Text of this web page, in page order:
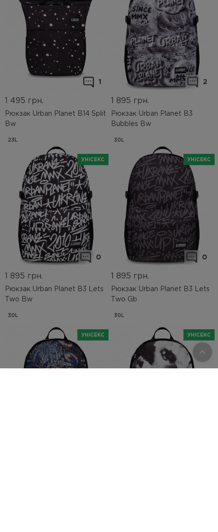
1
Рюкзак Urban Planet B14 Split
Bw
1 495 грн.
23L
2
Рюкзак Urban Planet B3
Bubbles Bw
1 895 грн.
30L
УНІСЕКС
0
Рюкзак Urban Planet B3 Lets
Two Bw
1 895 грн.
30L
УНІСЕКС
0
Рюкзак Urban Planet B3 Lets
Two Gb
1 895 грн.
30L
УНІСЕКС УНІСЕКС